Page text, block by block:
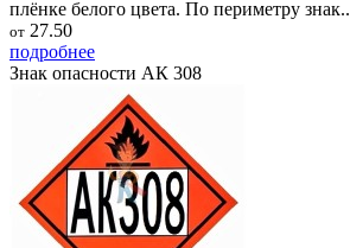
плёнке белого цвета. По периметру знак..
от 27.50
подробнее
Знак опасности АК 308